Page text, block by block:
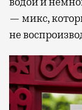
— микс,
не